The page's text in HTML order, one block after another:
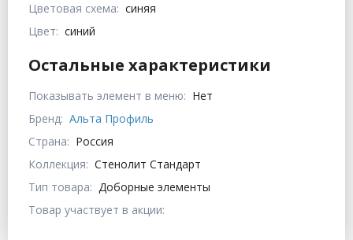
Цветовая схема: синяя
Цвет: синий
Остальные характеристики
Показывать элемент в меню: Нет
Бренд: Альта Профиль
Страна: Россия
Коллекция: Стенолит Стандарт
Тип товара: Доборные элементы
Товар участвует в акции: